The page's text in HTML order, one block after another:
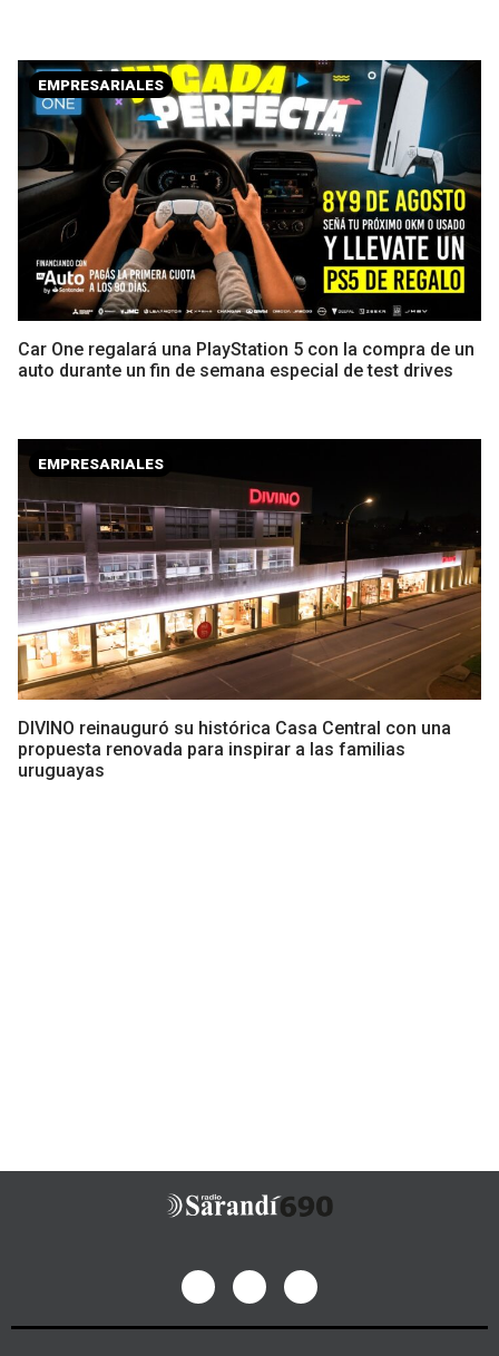
EMPRESARIALES
Car One regalará una PlayStation 5 con la compra de un
auto durante un fin de semana especial de test drives
EMPRESARIALES
DIVINO reinauguró su histórica Casa Central con una
propuesta renovada para inspirar a las familias
uruguayas